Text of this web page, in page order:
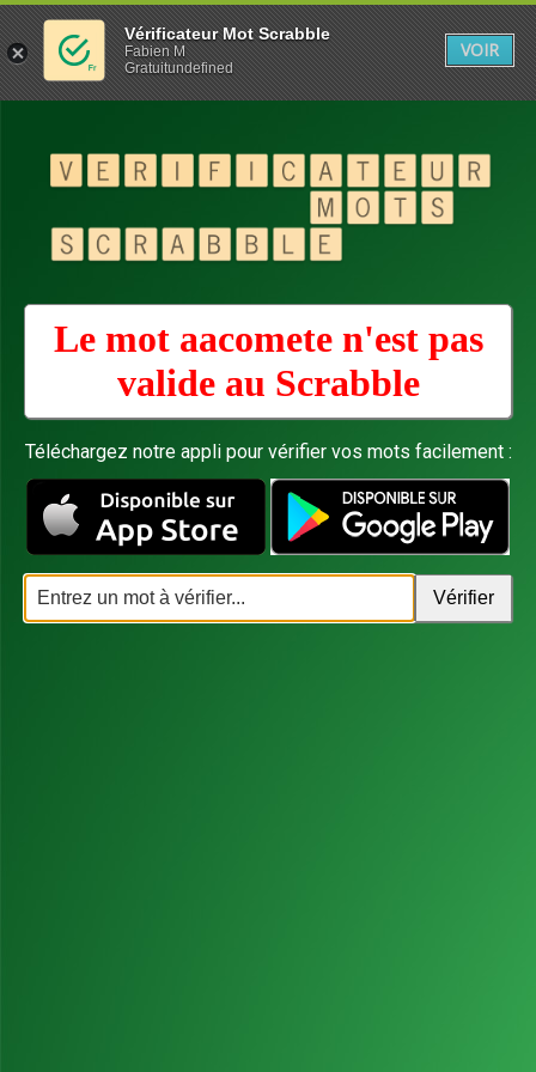
Le mot aacomete n'est pas
valide au Scrabble
Téléchargez notre appli pour vérifier vos mots facilement :
Vérificateur Mot Scrabble
Fabien M
Gratuitundefined
VOIR